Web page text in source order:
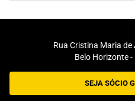
Rua Cristina Maria de
Belo Horizonte
SEJA SÓCIO